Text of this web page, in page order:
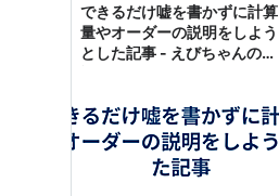
が...
できるだけ嘘を書かずに計算
量やオーダーの説明をしよう
とした記事 - えびちゃんの日